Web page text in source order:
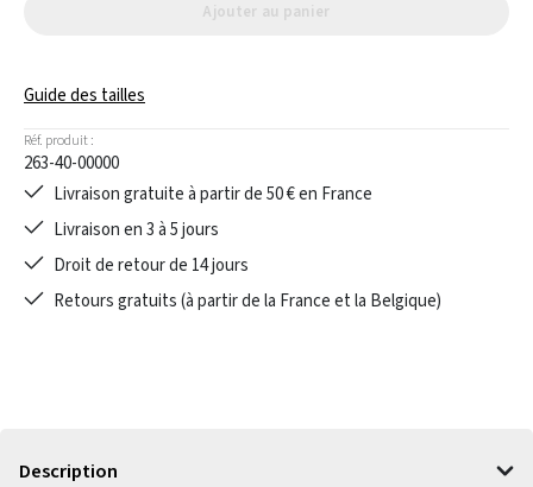
Ajouter au panier
Guide des tailles
Réf. produit :
263-40-00000
Livraison gratuite à partir de 50 € en France
Livraison en 3 à 5 jours
Droit de retour de 14 jours
Retours gratuits (à partir de la France et la Belgique)
Description